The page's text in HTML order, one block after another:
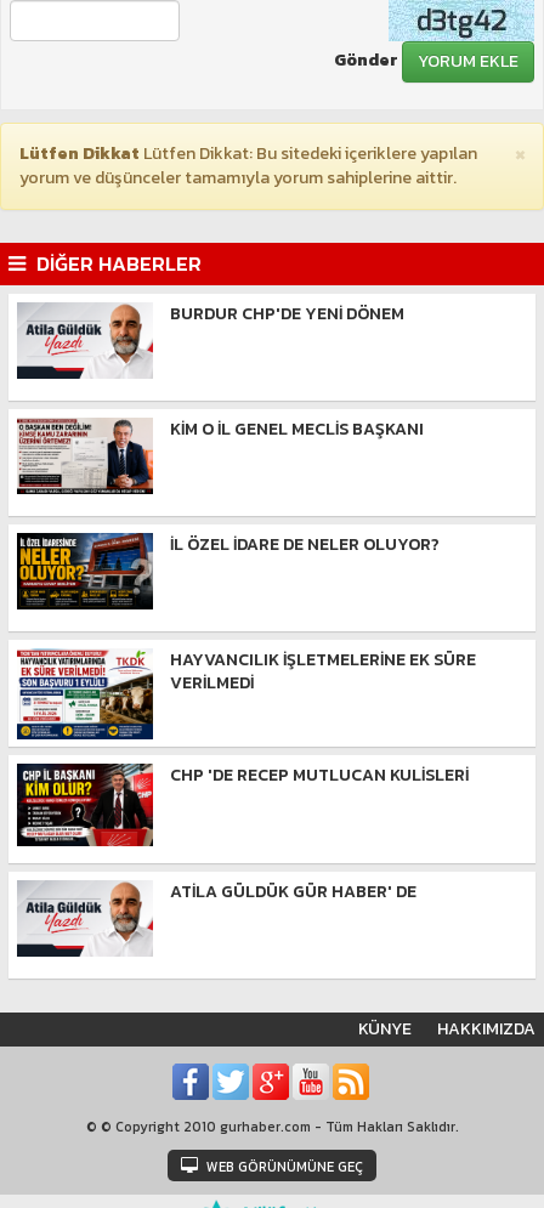
Gönder YORUM EKLE
×
Lütfen Dikkat Lütfen Dikkat: Bu sitedeki içeriklere yapılan
yorum ve düşünceler tamamıyla yorum sahiplerine aittir.
DİĞER HABERLER
BURDUR CHP'DE YENİ DÖNEM
KİM O İL GENEL MECLİS BAŞKANI
İL ÖZEL İDARE DE NELER OLUYOR?
HAYVANCILIK İŞLETMELERİNE EK SÜRE
VERİLMEDİ
CHP 'DE RECEP MUTLUCAN KULİSLERİ
ATİLA GÜLDÜK GÜR HABER' DE
KÜNYE HAKKIMIZDA
© © Copyright 2010 gurhaber.com - Tüm Hakları Saklıdır.
WEB GÖRÜNÜMÜNE GEÇ